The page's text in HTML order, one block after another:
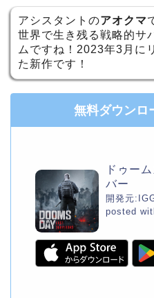
アシスタントのアオクマ
世界で生き残る戦略的サ
ムですね！2023年3月に
た新作です！
無料ダウンロ
ドゥー
バー
開発元:
posted